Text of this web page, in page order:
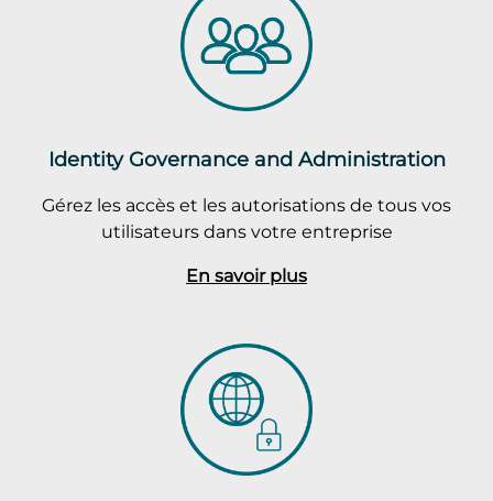
Identity Governance and Administration
Gérez les accès et les autorisations de tous vos
utilisateurs dans votre entreprise
En savoir plus